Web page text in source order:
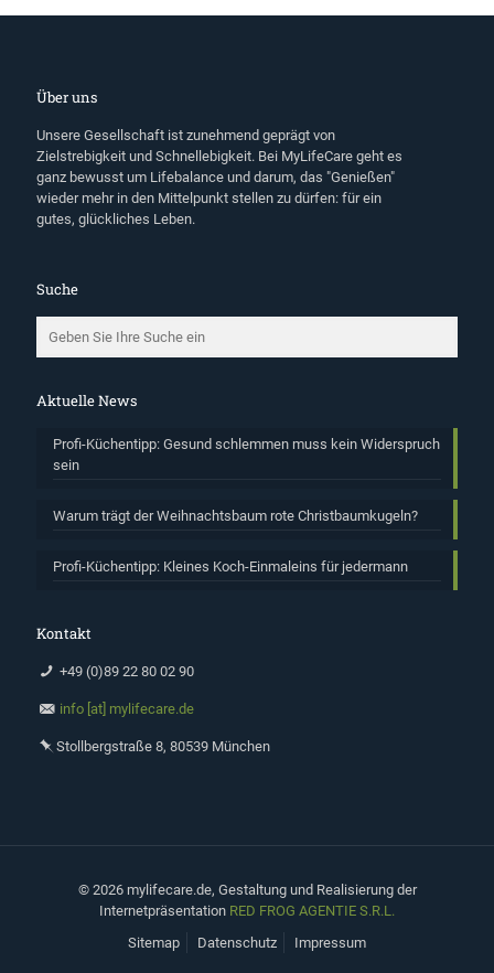
Über uns
Unsere Gesellschaft ist zunehmend geprägt von
Zielstrebigkeit und Schnellebigkeit. Bei MyLifeCare geht es
ganz bewusst um Lifebalance und darum, das "Genießen"
wieder mehr in den Mittelpunkt stellen zu dürfen: für ein
gutes, glückliches Leben.
Suche
Aktuelle News
Profi-Küchentipp: Gesund schlemmen muss kein Widerspruch
sein
Warum trägt der Weihnachtsbaum rote Christbaumkugeln?
Profi-Küchentipp: Kleines Koch-Einmaleins für jedermann
Kontakt
+49 (0)89 22 80 02 90
info [at] mylifecare.de
Stollbergstraße 8, 80539 München
© 2026 mylifecare.de, Gestaltung und Realisierung der
Internetpräsentation RED FROG AGENTIE S.R.L.
Sitemap
Datenschutz Impressum